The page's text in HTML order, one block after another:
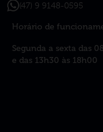
(47) 9 9148-0595
Horário de
Segunda a sexta das
e das 13h30 às 18h00